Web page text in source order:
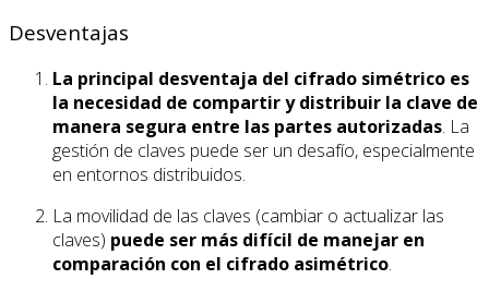
Desventajas
La principal desventaja del cifrado simétrico es
la necesidad de compartir y distribuir la clave de
manera segura entre las partes autorizadas. La
gestión de claves puede ser un desafío, especialmente
en entornos distribuidos.
La movilidad de las claves (cambiar o actualizar las
claves) puede ser más difícil de manejar en
comparación con el cifrado asimétrico.